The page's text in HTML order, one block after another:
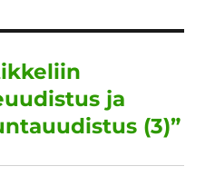
p a
ja
(3)”